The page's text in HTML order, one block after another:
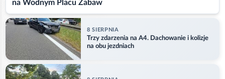
na Wodnym Placu Zabaw
8 SIERPNIA
Trzy zdarzenia na A4. Dachowanie i kolizje
na obu jezdniach